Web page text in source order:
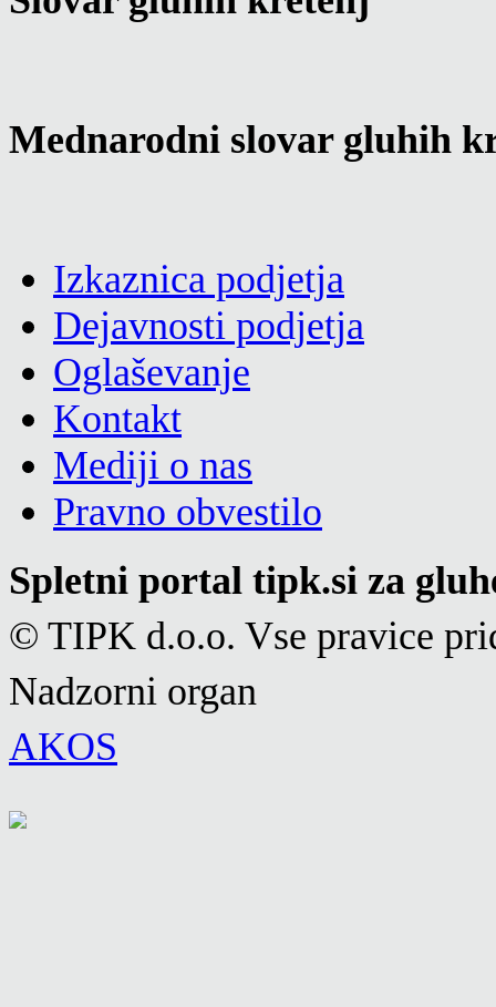
Mednarodni slovar gluhih
Izkaznica podjetja
Dejavnosti podjetja
Oglaševanje
Kontakt
Mediji o nas
Pravno obvestilo
Spletni portal tipk.si za
© TIPK d.o.o. Vse pravice
Nadzorni organ
AKOS